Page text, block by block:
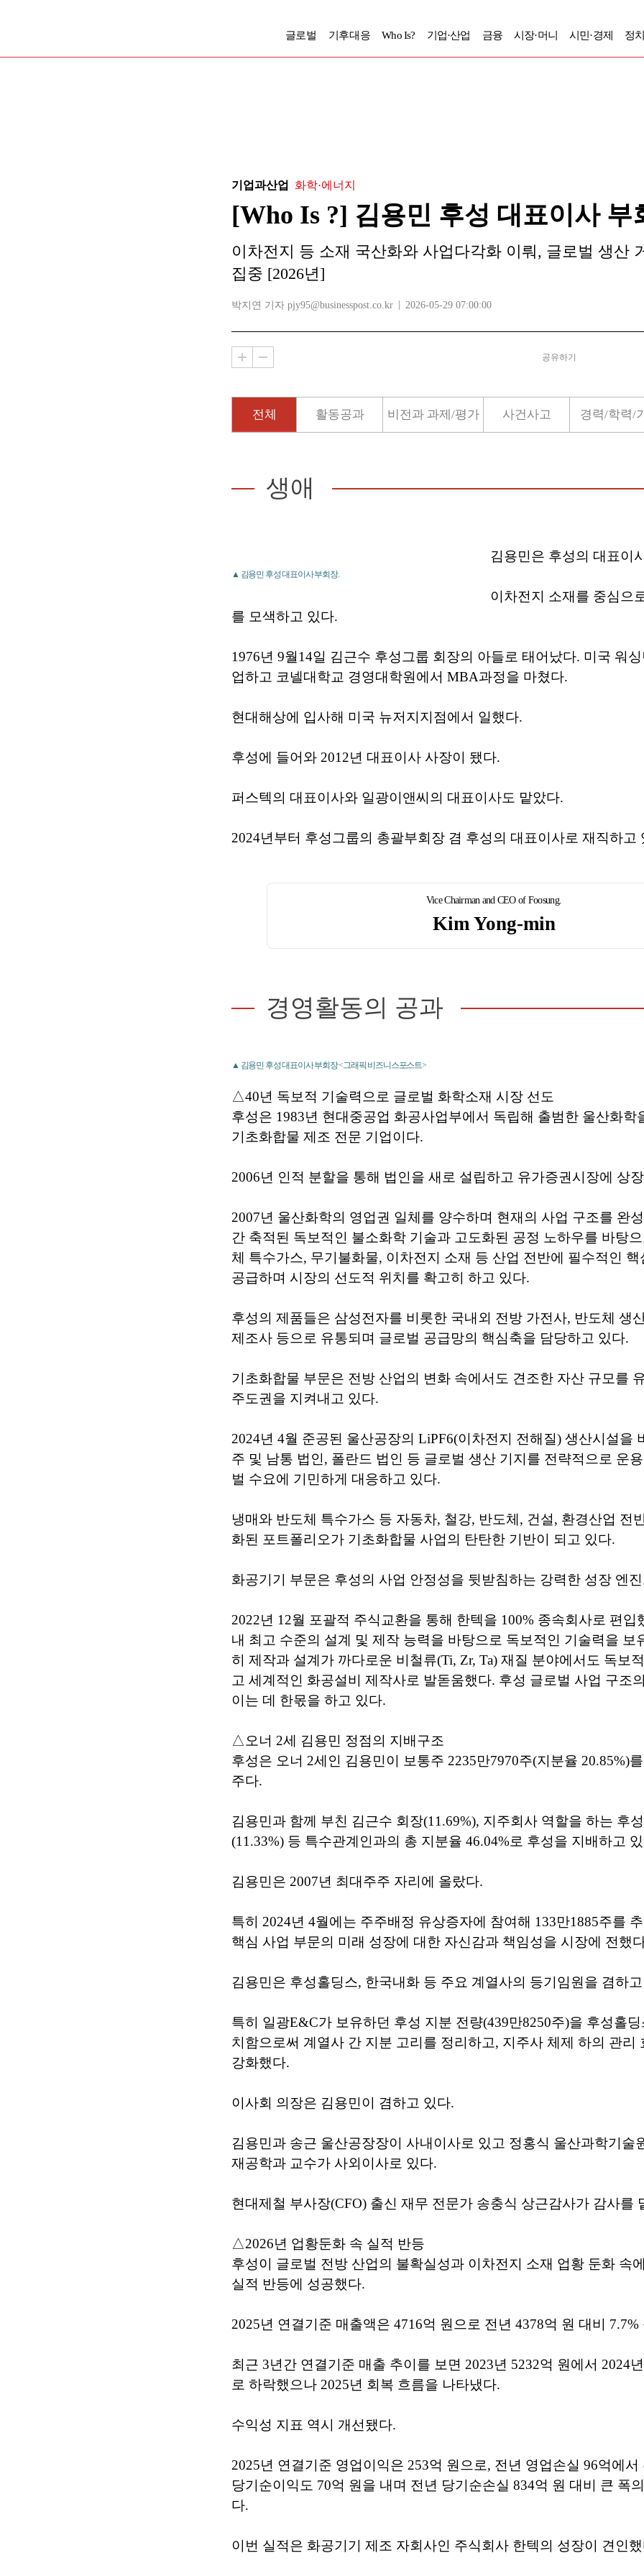
글로벌 기후대응 Who Is? 기업·산업 금융 시장·머니 시민·경제 정
기업과산업 화학·에너지
[Who Is ?] 김용민 후성 대표이사 부
이차전지 등 소재 국산화와 사업다각화 이뤄, 글로벌 생산
집중 [2026년]
박지연 기자 pjy95@businesspost.co.kr 2026-05-29 07:00:00
공유하기
전체 활동공과 비전과 과제/평가 사건사고 경력/학력/
생애
▲ 김용민 후성 대표이사 부회장.
김용민은 후성의 대표이
이차전지 소재를 중심으
를 모색하고 있다.
1976년 9월14일 김근수 후성그룹 회장의 아들로 태어났다. 미국 워
업하고 코넬대학교 경영대학원에서 MBA과정을 마쳤다.
현대해상에 입사해 미국 뉴저지지점에서 일했다.
후성에 들어와 2012년 대표이사 사장이 됐다.
퍼스텍의 대표이사와 일광이앤씨의 대표이사도 맡았다.
2024년부터 후성그룹의 총괄부회장 겸 후성의 대표이사로 재직하고
Vice Chairman and CEO of Foosung.
Kim Yong-min
경영활동의 공과
▲ 김용민 후성 대표이사 부회장 <그래픽 비즈니스포스트>
△40년 독보적 기술력으로 글로벌 화학소재 시장 선도
후성은 1983년 현대중공업 화공사업부에서 독립해 출범한 울산화학
기초화합물 제조 전문 기업이다.
2006년 인적 분할을 통해 법인을 새로 설립하고 유가증권시장에 상
2007년 울산화학의 영업권 일체를 양수하며 현재의 사업 구조를 완
간 축적된 독보적인 불소화학 기술과 고도화된 공정 노하우를 바탕
체 특수가스, 무기불화물, 이차전지 소재 등 산업 전반에 필수적인 핵
공급하며 시장의 선도적 위치를 확고히 하고 있다.
후성의 제품들은 삼성전자를 비롯한 국내외 전방 가전사, 반도체 생
제조사 등으로 유통되며 글로벌 공급망의 핵심축을 담당하고 있다.
기초화합물 부문은 전방 산업의 변화 속에서도 견조한 자산 규모를
주도권을 지켜내고 있다.
2024년 4월 준공된 울산공장의 LiPF6(이차전지 전해질) 생산시설을
주 및 남통 법인, 폴란드 법인 등 글로벌 생산 기지를 전략적으로 운
벌 수요에 기민하게 대응하고 있다.
냉매와 반도체 특수가스 등 자동차, 철강, 반도체, 건설, 환경산업 전
화된 포트폴리오가 기초화합물 사업의 탄탄한 기반이 되고 있다.
화공기기 부문은 후성의 사업 안정성을 뒷받침하는 강력한 성장 엔
2022년 12월 포괄적 주식교환을 통해 한텍을 100% 종속회사로 편입
내 최고 수준의 설계 및 제작 능력을 바탕으로 독보적인 기술력을 보
히 제작과 설계가 까다로운 비철류(Ti, Zr, Ta) 재질 분야에서도 독보
고 세계적인 화공설비 제작사로 발돋움했다. 후성 글로벌 사업 구조
이는 데 한몫을 하고 있다.
△오너 2세 김용민 정점의 지배구조
후성은 오너 2세인 김용민이 보통주 2235만7970주(지분율 20.85%)
주다.
김용민과 함께 부친 김근수 회장(11.69%), 지주회사 역할을 하는 후
(11.33%) 등 특수관계인과의 총 지분율 46.04%로 후성을 지배하고
김용민은 2007년 최대주주 자리에 올랐다.
특히 2024년 4월에는 주주배정 유상증자에 참여해 133만1885주를
핵심 사업 부문의 미래 성장에 대한 자신감과 책임성을 시장에 전했
김용민은 후성홀딩스, 한국내화 등 주요 계열사의 등기임원을 겸하
특히 일광E&C가 보유하던 후성 지분 전량(439만8250주)을 후성홀딩
치함으로써 계열사 간 지분 고리를 정리하고, 지주사 체제 하의 관리
강화했다.
이사회 의장은 김용민이 겸하고 있다.
김용민과 송근 울산공장장이 사내이사로 있고 정홍식 울산과학기술
재공학과 교수가 사외이사로 있다.
현대제철 부사장(CFO) 출신 재무 전문가 송충식 상근감사가 감사를
△2026년 업황둔화 속 실적 반등
후성이 글로벌 전방 산업의 불확실성과 이차전지 소재 업황 둔화 속
실적 반등에 성공했다.
2025년 연결기준 매출액은 4716억 원으로 전년 4378억 원 대비 7.7%
최근 3년간 연결기준 매출 추이를 보면 2023년 5232억 원에서 2024
로 하락했으나 2025년 회복 흐름을 나타냈다.
수익성 지표 역시 개선됐다.
2025년 연결기준 영업이익은 253억 원으로, 전년 영업손실 96억에서
당기순이익도 70억 원을 내며 전년 당기순손실 834억 원 대비 큰 폭
다.
이번 실적은 화공기기 제조 자회사인 주식회사 한텍의 성장이 견인